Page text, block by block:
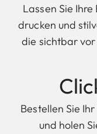
Lassen Sie
drucken und
die sichtbar
Bestellen Sie
und holen